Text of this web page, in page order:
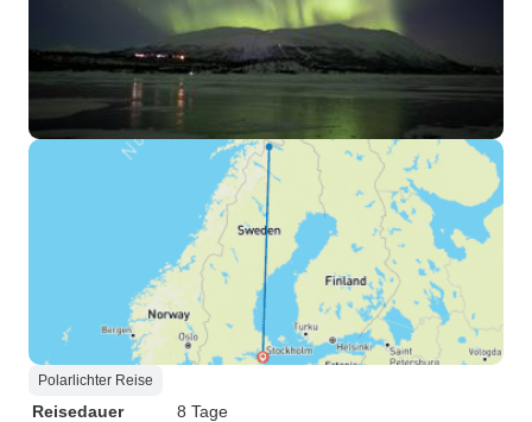
Polarlichter Reise
Reisedauer
8 Tage